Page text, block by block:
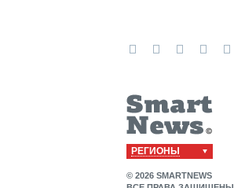
РЕГИОНЫ
© 2026 SMARTNEWS